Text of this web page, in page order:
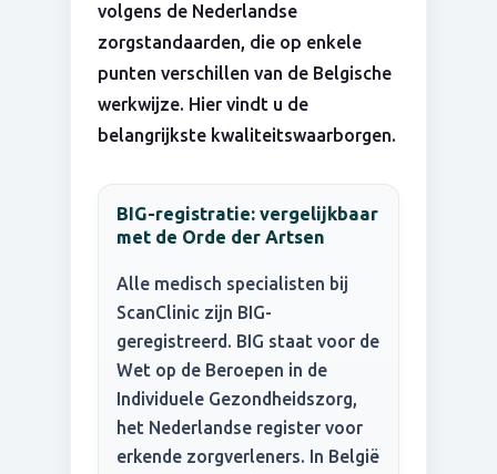
volgens de Nederlandse
zorgstandaarden, die op enkele
punten verschillen van de Belgische
werkwijze. Hier vindt u de
belangrijkste kwaliteitswaarborgen.
BIG-registratie: vergelijkbaar
met de Orde der Artsen
Alle medisch specialisten bij
ScanClinic zijn BIG-
geregistreerd. BIG staat voor de
Wet op de Beroepen in de
Individuele Gezondheidszorg,
het Nederlandse register voor
erkende zorgverleners. In België